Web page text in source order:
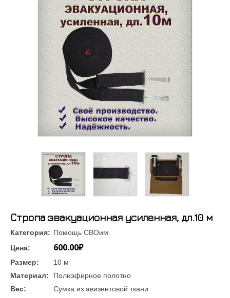
Стропа эвакуационная усиленная, дл.10 м
Категория: Помощь СВОим
Цена:
600.00₽
Размер:
10 м
Материал:
Полиэфирное полотно
Вес:
Сумка из авизентовой ткани